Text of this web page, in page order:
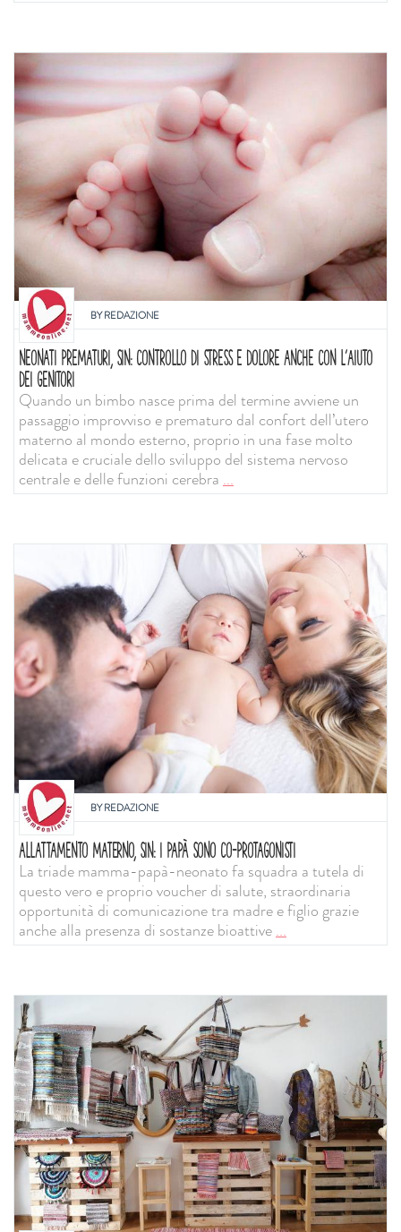
BYREDAZIONE
NEONATI PREMATURI, SIN: CONTROLLO DI STRESS E DOLORE ANCHE CON L'AIUTO
DEI GENITORI
Quando un bimbo nasce prima del termine avviene un
passaggio improvviso e prematuro dal confort dell’utero
materno al mondo esterno, proprio in una fase molto
delicata e cruciale dello sviluppo del sistema nervoso
centrale e delle funzioni cerebra...
BYREDAZIONE
ALLATTAMENTO MATERNO, SIN: I PAPÀ SONO CO-PROTAGONISTI
La triade mamma-papà-neonato fa squadra a tutela di
questo vero e proprio voucher di salute, straordinaria
opportunità di comunicazione tra madre e figlio grazie
anche alla presenza di sostanze bioattive...